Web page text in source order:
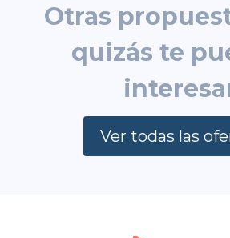
Otras
quizás te
Ver todas las